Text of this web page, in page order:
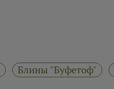
Блины "Буфетоф"